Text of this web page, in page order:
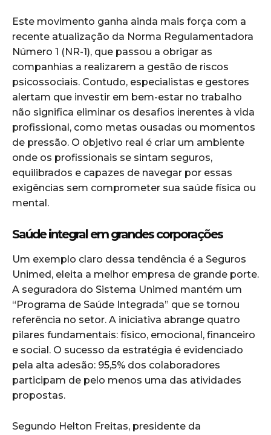
Este movimento ganha ainda mais força com a
recente atualização da Norma Regulamentadora
Número 1 (NR-1), que passou a obrigar as
companhias a realizarem a gestão de riscos
psicossociais. Contudo, especialistas e gestores
alertam que investir em bem-estar no trabalho
não significa eliminar os desafios inerentes à vida
profissional, como metas ousadas ou momentos
de pressão. O objetivo real é criar um ambiente
onde os profissionais se sintam seguros,
equilibrados e capazes de navegar por essas
exigências sem comprometer sua saúde física ou
mental.
Saúde integral em grandes corporações
Um exemplo claro dessa tendência é a Seguros
Unimed, eleita a melhor empresa de grande porte.
A seguradora do Sistema Unimed mantém um
“Programa de Saúde Integrada” que se tornou
referência no setor. A iniciativa abrange quatro
pilares fundamentais: físico, emocional, financeiro
e social. O sucesso da estratégia é evidenciado
pela alta adesão: 95,5% dos colaboradores
participam de pelo menos uma das atividades
propostas.
Segundo Helton Freitas, presidente da